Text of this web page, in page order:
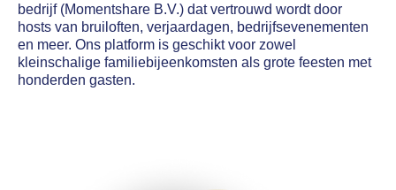
bedrijf (Momentshare B.V.) dat vertrouwd wordt door
hosts van bruiloften, verjaardagen, bedrijfsevenementen
en meer. Ons platform is geschikt voor zowel
kleinschalige familiebijeenkomsten als grote feesten met
honderden gasten.